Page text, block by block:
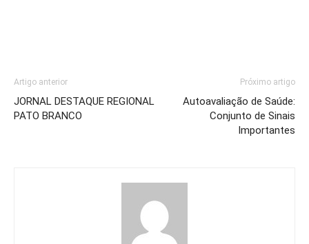
Artigo anterior
JORNAL DESTAQUE REGIONAL
PATO BRANCO
Próximo artigo
Autoavaliação de Saúde:
Conjunto de Sinais
Importantes